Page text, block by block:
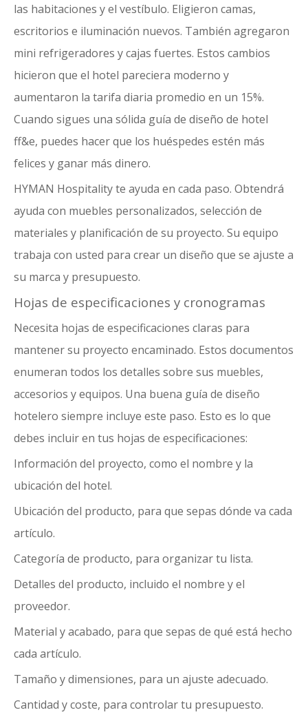
las habitaciones y el vestíbulo. Eligieron camas,
escritorios e iluminación nuevos. También agregaron
mini refrigeradores y cajas fuertes. Estos cambios
hicieron que el hotel pareciera moderno y
aumentaron la tarifa diaria promedio en un 15%.
Cuando sigues una sólida guía de diseño de hotel
ff&e, puedes hacer que los huéspedes estén más
felices y ganar más dinero.
HYMAN Hospitalityte ayuda en cada paso. Obtendrá
ayuda con muebles personalizados, selección de
materiales y planificación de su proyecto. Su equipo
trabaja con usted para crear un diseño que se ajuste a
su marca y presupuesto.
Hojas de especificaciones y cronogramas
Necesita hojas de especificaciones claras para
mantener su proyecto encaminado. Estos documentos
enumeran todos los detalles sobre sus muebles,
accesorios y equipos. Una buena guía de diseño
hotelero siempre incluye este paso. Esto es lo que
debes incluir en tus hojas de especificaciones:
Información del proyecto, como el nombre y la
ubicación del hotel.
Ubicación del producto, para que sepas dónde va cada
artículo.
Categoría de producto, para organizar tu lista.
Detalles del producto, incluido el nombre y el
proveedor.
Material y acabado, para que sepas de qué está hecho
cada artículo.
Tamaño y dimensiones, para un ajuste adecuado.
Cantidad y coste, para controlar tu presupuesto.